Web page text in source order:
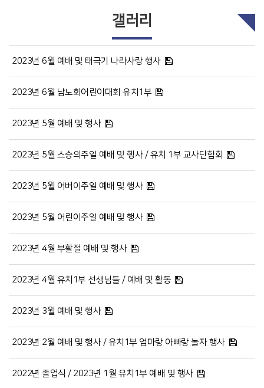
갤러리
2023년 6월 예배 및 태극기 나라사랑 행사
2023년 6월 남노회어린이대회 유치1부
2023년 5월 예배 및 행사
2023년 5월 스승의주일 예배 및 행사 / 유치 1부 교사단합회
2023년 5월 어버이주일 예배 및 행사
2023년 5월 어린이주일 예배 및 행사
2023년 4월 부활절 예배 및 행사
2023년 4월 유치1부 선생님들 / 예배 및 활동
2023년 3월 예배 및 행사
2023년 2월 예배 및 행사 / 유치1부 엄마랑 아빠랑 놀자 행사
2022년 졸업식 / 2023년 1월 유치1부 예배 및 행사